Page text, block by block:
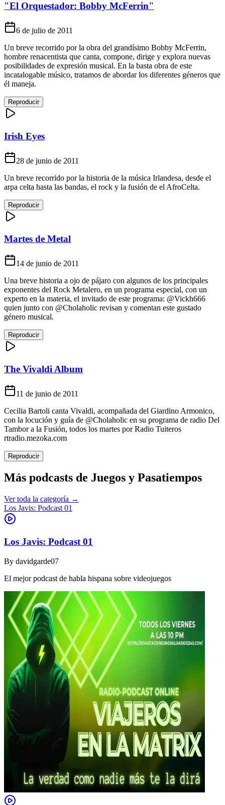
"El Orquestador: Bobby McFerrin"
6 de julio de 2011
Un breve recorrido por la obra del grandísimo Bobby McFerrin,
hombre renacentista que canta, compone, dirige y explora nuevas
posibilidades de expresión musical. En la basta obra de este
incatalogable músico, tratamos de abordar los diferentes géneros que
él maneja.
Reproducir
Irish Eyes
28 de junio de 2011
Un breve recorrido por la historia de la música Irlandesa, desde el
arpa celta hasta las bandas, el rock y la fusión de el AfroCelta.
Reproducir
Martes de Metal
14 de junio de 2011
Una breve historia a ojo de pájaro con algunos de los principales
exponentes del Rock Metalero, en un programa especial, con un
experto en la materia, el invitado de este programa: @Vickh666
quien junto con @Cholaholic revisan y comentan este gustado
género musical.
Reproducir
The Vivaldi Album
11 de junio de 2011
Cecilia Bartoli canta Vivaldi, acompañada del Giardino Armonico,
con la locución y guía de @Cholaholic en su programa de radio Del
Tambor a la Fusión, todos los martes por Radio Tuiteros
rtradio.mezoka.com
Reproducir
Más podcasts de Juegos y Pasatiempos
Ver toda la categoría →
Los Javis: Podcast 01
Los Javis: Podcast 01
By davidgarde07
El mejor podcast de habla hispana sobre videojuegos